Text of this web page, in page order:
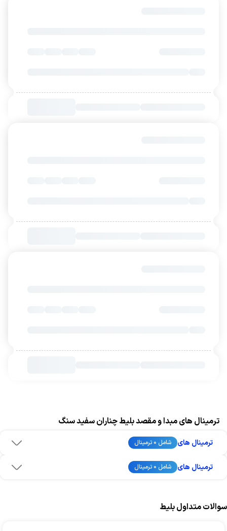
ترمینال های مبدا و مقصد بلیط چناران سفید سنگ
ترمینال های شامل 0 ترمینال
ترمینال های شامل 0 ترمینال
سوالات متداول بلیط